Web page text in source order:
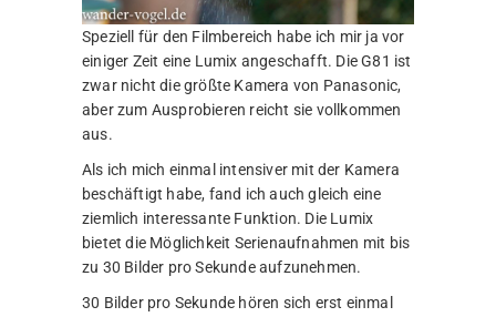
Speziell für den Filmbereich habe ich mir ja vor
einiger Zeit eine Lumix angeschafft. Die G81 ist
zwar nicht die größte Kamera von Panasonic,
aber zum Ausprobieren reicht sie vollkommen
aus.
Als ich mich einmal intensiver mit der Kamera
beschäftigt habe, fand ich auch gleich eine
ziemlich interessante Funktion. Die Lumix
bietet die Möglichkeit Serienaufnahmen mit bis
zu 30 Bilder pro Sekunde aufzunehmen.
30 Bilder pro Sekunde hören sich erst einmal